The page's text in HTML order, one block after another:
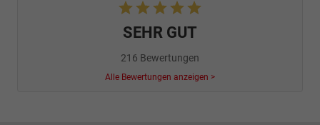
SEHR GUT
216 Bewertungen
Alle Bewertungen anzeigen >